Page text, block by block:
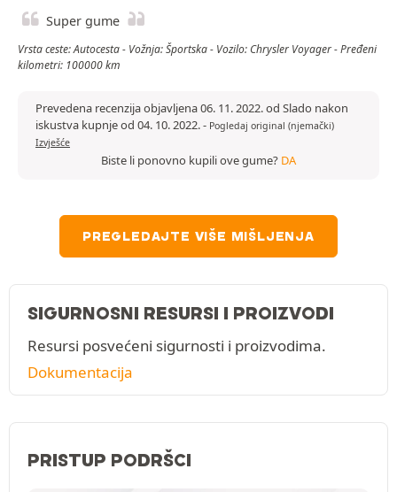
Super gume
Vrsta ceste: Autocesta - Vožnja: Športska - Vozilo: Chrysler Voyager - Pređeni
kilometri: 100000 km
Prevedena recenzija objavljena 06. 11. 2022. od Slado nakon
iskustva kupnje od 04. 10. 2022.- Pogledaj original (njemački)
Izvješće
Biste li ponovno kupili ove gume? DA
PREGLEDAJTE VIŠE MIŠLJENJA
SIGURNOSNI RESURSI I PROIZVODI
Resursi posvećeni sigurnosti i proizvodima.
Dokumentacija
PRISTUP PODRŠCI